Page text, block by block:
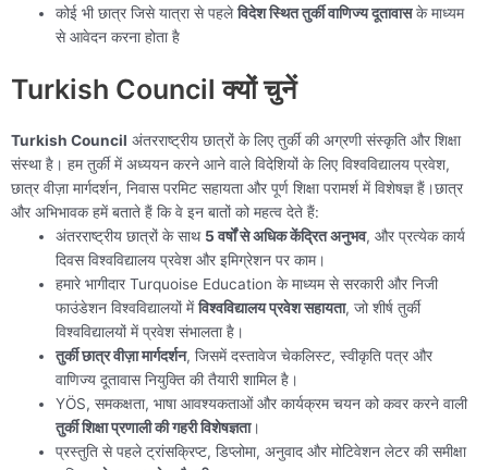
कोई भी छात्र जिसे यात्रा से पहलेविदेश स्थित तुर्की वाणिज्य दूतावासके माध्यम
से आवेदन करना होता है
Turkish Council क्यों चुनें
Turkish Council अंतरराष्ट्रीय छात्रों के लिए तुर्की की अग्रणी संस्कृति और शिक्षा
संस्था है। हम तुर्की में अध्ययन करने आने वाले विदेशियों के लिए विश्वविद्यालय प्रवेश,
छात्र वीज़ा मार्गदर्शन, निवास परमिट सहायता और पूर्ण शिक्षा परामर्श में विशेषज्ञ हैं।छात्र
और अभिभावक हमें बताते हैं कि वे इन बातों को महत्व देते हैं:
अंतरराष्ट्रीय छात्रों के साथ 5 वर्षों से अधिक केंद्रित अनुभव, और प्रत्येक कार्य
दिवस विश्वविद्यालय प्रवेश और इमिग्रेशन पर काम।
हमारे भागीदार Turquoise Education के माध्यम से सरकारी और निजी
फाउंडेशन विश्वविद्यालयों मेंविश्वविद्यालय प्रवेश सहायता, जो शीर्ष तुर्की
विश्वविद्यालयों में प्रवेश संभालता है।
तुर्की छात्र वीज़ा मार्गदर्शन, जिसमें दस्तावेज चेकलिस्ट, स्वीकृति पत्र और
वाणिज्य दूतावास नियुक्ति की तैयारी शामिल है।
YÖS, समकक्षता, भाषा आवश्यकताओं और कार्यक्रम चयन को कवर करने वाली
तुर्की शिक्षा प्रणाली की गहरी विशेषज्ञता।
प्रस्तुति से पहले ट्रांसक्रिप्ट, डिप्लोमा, अनुवाद और मोटिवेशन लेटर की समीक्षा